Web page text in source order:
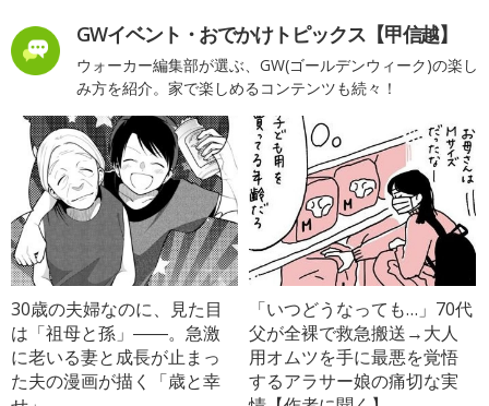
GWイベント・おでかけトピックス【甲信越】
ウォーカー編集部が選ぶ、GW(ゴールデンウィーク)の楽し
み方を紹介。家で楽しめるコンテンツも続々！
30歳の夫婦なのに、見た目
は「祖母と孫」――。急激
に老いる妻と成長が止まっ
た夫の漫画が描く「歳と幸
「いつどうなっても…」70代
父が全裸で救急搬送→大人
用オムツを手に最悪を覚悟
するアラサー娘の痛切な実